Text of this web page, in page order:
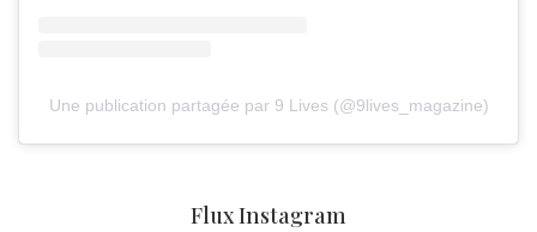
Une publication partagée par 9 Lives (@9lives_magazine)
Flux Instagram